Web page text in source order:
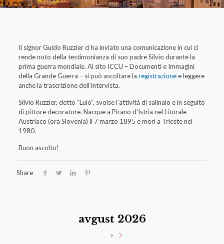
Il signor Guido Ruzzier ci ha inviato una comunicazione in cui ci
rende noto della testimonianza di suo padre Silvio durante la
prima guerra mondiale. Al sito ICCU – Documenti e Immagini
della Grande Guerra – si può ascoltare la registrazionee leggere
anche la trascrizione dell’intervista.
Silvio Ruzzier, detto “Luio”, svolse l’attività di salinaio e in seguito
di pittore decoratore. Nacque a Pirano d’Istria nel Litorale
Austriaco (ora Slovenia) il 7 marzo 1895 e morì a Trieste nel
1980.
Buon ascolto!
Share
avgust 2026
>